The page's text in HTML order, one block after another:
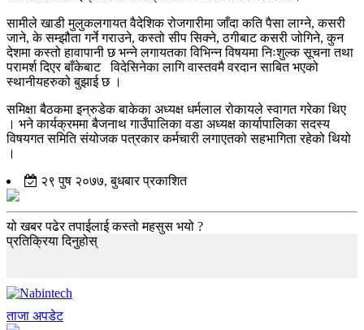
सामीले खाडी मुलुकलगायत वैदेशिक रोजगारीमा जाँदा कति पैसा लाग्ने, कसरी
जाने, के सम्झौता गर्ने गराउने, कस्तो सीप सिक्ने, ठगीबाट कसरी जोगिने, कुन
देशमा कस्तो हावापानी छ भन्ने लगायतका विभिन्न विषयमा निःशुल्क सूचना तथा
परामर्श दिएर बाँकेबाट विदेसिनेका लागि वास्तवमै वरदान साबित भएको
स्थानीयहरुको बुझाई छ ।
समिक्षा बैठकमा इन्रुडेक बाकेका अध्यक्ष धर्मलाल रोकायले स्वागत गरेका थिए
। भने कार्यक्रममा बैजनाथ गाउँपालिका वडा अध्यक्ष कार्यापालिका सदस्य
विषयगत समिति संयोजक पत्रकार कर्मचारी लगाएतको सहभागिता रहेको थियो
।
२९ पुष २०७७, बुधबार प्रकाशित
यो खबर पढेर तपाईलाई कस्तो महसुस भयो ?
प्रतिक्रिया दिनुहोस्
ताजा अपडेट